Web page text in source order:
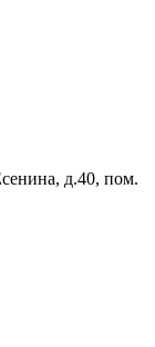
д.40, пом.